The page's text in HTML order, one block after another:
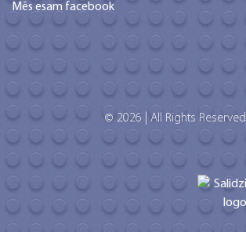
Mēs esam facebook
© 2026 | All Rights Reserved